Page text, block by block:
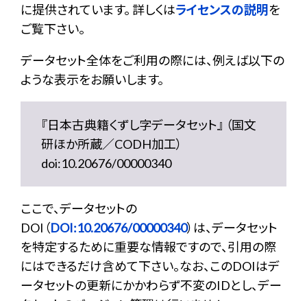
に提供されています。 詳しくはライセンスの説明を
ご覧下さい。
データセット全体をご利用の際には、例えば以下の
ような表示をお願いします。
『日本古典籍くずし字データセット』 （国文
研ほか所蔵／CODH加工）
doi:10.20676/00000340
ここで、データセットの
DOI（DOI:10.20676/00000340）は、データセット
を特定するために重要な情報ですので、引用の際
にはできるだけ含めて下さい。なお、このDOIはデ
ータセットの更新にかかわらず不変のIDとし、デー